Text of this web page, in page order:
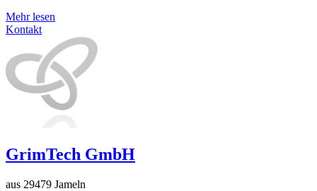
Mehr lesen
Kontakt
GrimTech GmbH
aus 29479 Jameln